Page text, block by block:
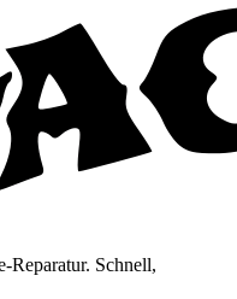
Reparatur. Schnell,